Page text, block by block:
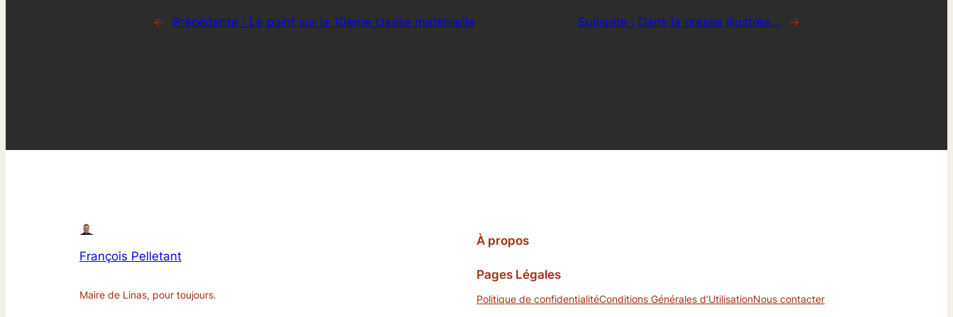
← Précédente : Le point sur la 10ème classe maternelle Suivante : Dans la presse illustrée… →
François Pelletant
Maire de Linas, pour toujours.
À propos
Pages Légales
Politique de confidentialitéConditions Générales d’UtilisationNous contacter